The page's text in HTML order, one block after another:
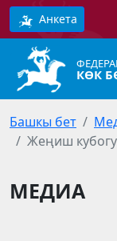
Анкета
КӨК
Башкы бет
Жеңиш
МЕДИА